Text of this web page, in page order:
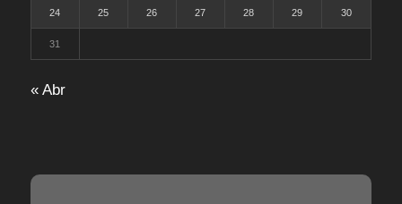
24 25 26 27 28 29 30
31
« Abr